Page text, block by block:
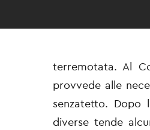
terremotata. Al
provvede alle
senzatetto. Dopo
diverse tende